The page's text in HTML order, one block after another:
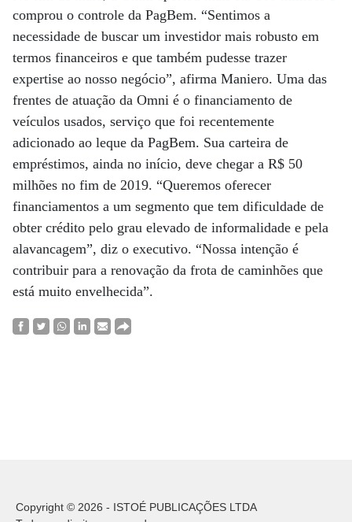
comprou o controle da PagBem. “Sentimos a
necessidade de buscar um investidor mais robusto em
termos financeiros e que também pudesse trazer
expertise ao nosso negócio”, afirma Maniero. Uma das
frentes de atuação da Omni é o financiamento de
veículos usados, serviço que foi recentemente
adicionado ao leque da PagBem. Sua carteira de
empréstimos, ainda no início, deve chegar a R$ 50
milhões no fim de 2019. “Queremos oferecer
financiamentos a um segmento que tem dificuldade de
obter crédito pelo grau elevado de informalidade e pela
alavancagem”, diz o executivo. “Nossa intenção é
contribuir para a renovação da frota de caminhões que
está muito envelhecida”.
Copyright © 2026 - ISTOÉ PUBLICAÇÕES LTDA